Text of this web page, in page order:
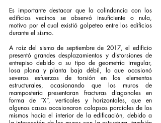
Es importante destacar que la colindancia con los
edificios vecinos se observó insuficiente o nula,
motivo por el cual existió golpeteo entre los edificios
durante el sismo.
A raíz del sismo de septiembre de 2017, el edificio
presentó grandes desplazamientos y distorsiones de
entrepiso debido a su tipo de geometría irregular,
losa plana y planta baja débil, lo que ocasionó
severos esfuerzos de torsión en los elementos
estructurales, ocasionando que los muros de
mampostería presentaran fracturas diagonales en
forma de “X”, verticales y horizontales, que en
algunos casos ocasionaron colapsos parciales de los
mismos hacia el interior de la edificación, debido a